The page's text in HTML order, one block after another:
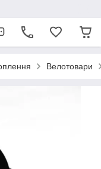
Велотовари